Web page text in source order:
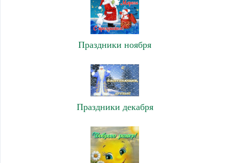
Праздники ноября
Праздники декабря